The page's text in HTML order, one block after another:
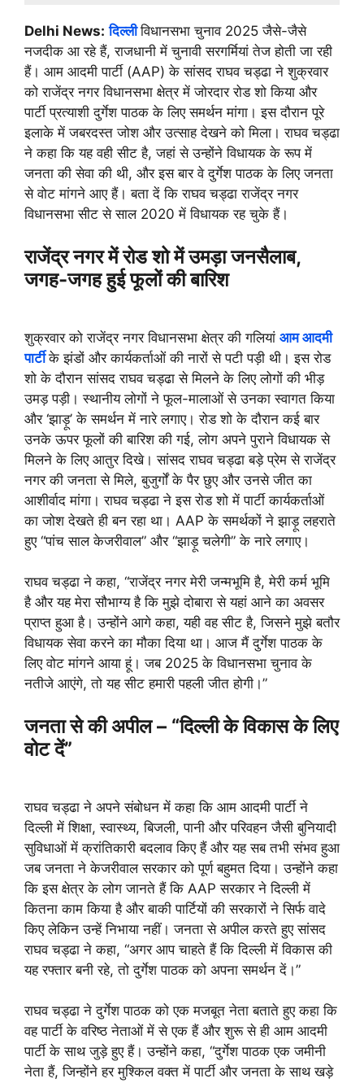
Delhi News: दिल्लीविधानसभा चुनाव 2025 जैसे-जैसे
नजदीक आ रहे हैं, राजधानी में चुनावी सरगर्मियां तेज होती जा रही
हैं। आम आदमी पार्टी (AAP) के सांसद राघव चड्ढा ने शुक्रवार
को राजेंद्र नगर विधानसभा क्षेत्र में जोरदार रोड शो किया और
पार्टी प्रत्याशी दुर्गेश पाठक के लिए समर्थन मांगा। इस दौरान पूरे
इलाके में जबरदस्त जोश और उत्साह देखने को मिला। राघव चड्ढा
ने कहा कि यह वही सीट है, जहां से उन्होंने विधायक के रूप में
जनता की सेवा की थी, और इस बार वे दुर्गेश पाठक के लिए जनता
से वोट मांगने आए हैं। बता दें कि राघव चड्ढा राजेंद्र नगर
विधानसभा सीट से साल 2020 में विधायक रह चुके हैं।
राजेंद्र नगर में रोड शो में उमड़ा जनसैलाब,
जगह-जगह हुई फूलों की बारिश
शुक्रवार को राजेंद्र नगर विधानसभा क्षेत्र की गलियां आम आदमी
पार्टीके झंडों और कार्यकर्ताओं की नारों से पटी पड़ी थी। इस रोड
शो के दौरान सांसद राघव चड्ढा से मिलने के लिए लोगों की भीड़
उमड़ पड़ी। स्थानीय लोगों ने फूल-मालाओं से उनका स्वागत किया
और ‘झाड़ू’ के समर्थन में नारे लगाए। रोड शो के दौरान कई बार
उनके ऊपर फूलों की बारिश की गई, लोग अपने पुराने विधायक से
मिलने के लिए आतुर दिखे। सांसद राघव चड्ढा बड़े प्रेम से राजेंद्र
नगर की जनता से मिले, बुजुर्गों के पैर छुए और उनसे जीत का
आशीर्वाद मांगा। राघव चड्ढा ने इस रोड शो में पार्टी कार्यकर्ताओं
का जोश देखते ही बन रहा था। AAP के समर्थकों ने झाड़ू लहराते
हुए “पांच साल केजरीवाल” और “झाड़ू चलेगी” के नारे लगाए।
राघव चड्ढा ने कहा, “राजेंद्र नगर मेरी जन्मभूमि है, मेरी कर्म भूमि
है और यह मेरा सौभाग्य है कि मुझे दोबारा से यहां आने का अवसर
प्राप्त हुआ है। उन्होंने आगे कहा, यही वह सीट है, जिसने मुझे बतौर
विधायक सेवा करने का मौका दिया था। आज मैं दुर्गेश पाठक के
लिए वोट मांगने आया हूं। जब 2025 के विधानसभा चुनाव के
नतीजे आएंगे, तो यह सीट हमारी पहली जीत होगी।”
जनता से की अपील – “दिल्ली के विकास के लिए
वोट दें”
राघव चड्ढा ने अपने संबोधन में कहा कि आम आदमी पार्टी ने
दिल्ली में शिक्षा, स्वास्थ्य, बिजली, पानी और परिवहन जैसी बुनियादी
सुविधाओं में क्रांतिकारी बदलाव किए हैं और यह सब तभी संभव हुआ
जब जनता ने केजरीवाल सरकार को पूर्ण बहुमत दिया। उन्होंने कहा
कि इस क्षेत्र के लोग जानते हैं कि AAP सरकार ने दिल्ली में
कितना काम किया है और बाकी पार्टियों की सरकारों ने सिर्फ वादे
किए लेकिन उन्हें निभाया नहीं। जनता से अपील करते हुए सांसद
राघव चड्ढा ने कहा, “अगर आप चाहते हैं कि दिल्ली में विकास की
यह रफ्तार बनी रहे, तो दुर्गेश पाठक को अपना समर्थन दें।”
राघव चड्ढा ने दुर्गेश पाठक को एक मजबूत नेता बताते हुए कहा कि
वह पार्टी के वरिष्ठ नेताओं में से एक हैं और शुरू से ही आम आदमी
पार्टी के साथ जुड़े हुए हैं। उन्होंने कहा, “दुर्गेश पाठक एक जमीनी
नेता हैं, जिन्होंने हर मुश्किल वक्त में पार्टी और जनता के साथ खड़े